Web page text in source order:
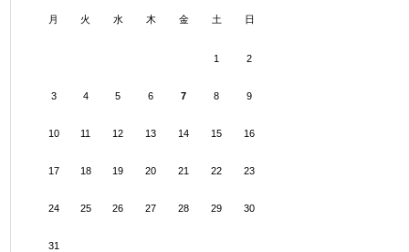
月 火 水 木 金 土 日
1 2
3 4 5 6 7 8 9
10 11 12 13 14 15 16
17 18 19 20 21 22 23
24 25 26 27 28 29 30
31